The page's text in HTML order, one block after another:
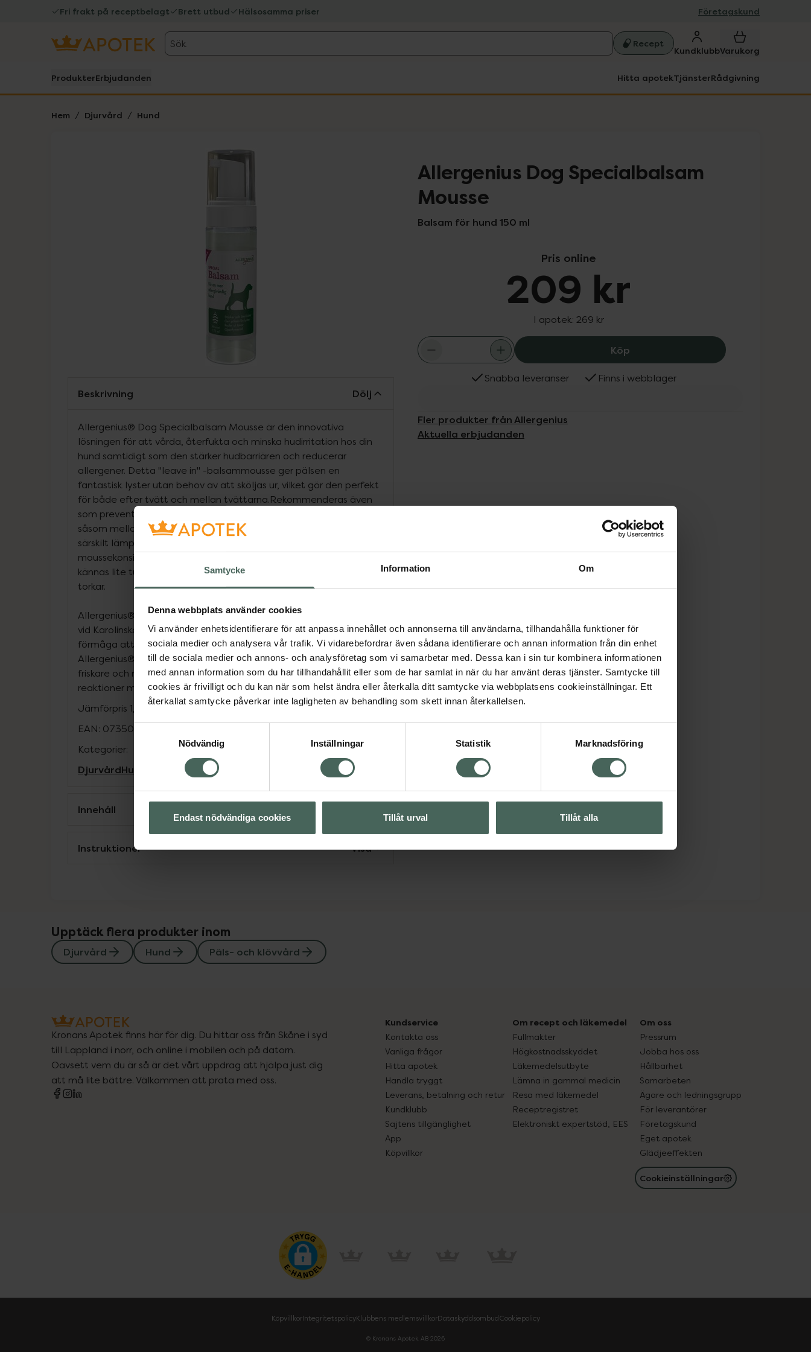
Samtycke Information Om
Denna webbplats använder cookies
Vi använder enhetsidentifierare för att anpassa innehållet och annonserna till användarna, tillhandahålla funktioner för
sociala medier och analysera vår trafik. Vi vidarebefordrar även sådana identifierare och annan information från din enhet
till de sociala medier och annons- och analysföretag som vi samarbetar med. Dessa kan i sin tur kombinera informationen
med annan information som du har tillhandahållit eller som de har samlat in när du har använt deras tjänster. Samtycke till
cookies är frivilligt och du kan när som helst ändra eller återkalla ditt samtycke via webbplatsens cookieinställningar. Ett
återkallat samtycke påverkar inte lagligheten av behandling som skett innan återkallelsen.
Nödvändig
Inställningar Statistik Marknadsföring
Endast nödvändiga cookies Tillåt urval Tillåt alla
Fri frakt på receptbelagt Brett utbud Hälsosamma priser Företagskund
Sök Recept
KundklubbVarukorg
ProdukterErbjudanden Hitta apotekTjänsterRådgivning
Hem Djurvård Hund
Allergenius Dog Specialbalsam
Mousse
Balsam för hund 150 ml
Pris online
209 kr
I apotek: 269 kr
Köp Allergenius Dog Specialbalsam
Snabba leveranser Finns i webblager
Fler produkter från Allergenius
Aktuella erbjudanden
Beskrivning Dölj
Allergenius® Dog Specialbalsam Mousse är den innovativa
lösningen för att vårda, återfukta och minska hudirritation hos din
hund samtidigt som den stärker hudbarriären och reducerar
allergener. Detta "leave in" -balsammousse ger pälsen en
fantastisk lyster utan behov av att sköljas ur, vilket gör den perfekt
för både efter tvätt och mellan tvättarna.Rekommenderas även
som preventiv åtgärd på platser där hunden lätt får irriterad hud,
såsom mellan tårna. Allergenius® Dog Specialbalsam Mousse är
särskilt lämplig för mindre hundar eller de som föredrar en
moussekonsistens framför spray. Vid applicering kan vissa pälsar
kännas lite tunga eller klibbiga, men detta försvinner när pälsen
torkar.
Allergenius® Dog Specialbalsam Mousse är framtaget av forskare
vid Karolinska Institutet och tillverkat här i Sverige. Med dess
förmåga att bidra till att reda ut tovor på ett naturligt sätt, låter
Allergenius® Dog Specialbalsam Mousse din hund njuta av en
friskare och mer glänsande päls samtidigt som risken för allergiska
reaktioner minskar.
Jämförpris 1,70 kr/ml
EAN: 07350086150032
Kategorier:
DjurvårdHund Päls- och klövvård
Innehåll
Instruktioner Visa
Upptäck flera produkter inom
Djurvård Hund Päls- och klövvård
Kronans Apotek finns här för dig. Du hittar oss från Skåne i syd
till Lappland i norr, och online i mobilen och på datorn.
Oavsett vem du är så är det vårt uppdrag att hjälpa just dig
att må lite bättre. Välkommen att prata med oss.
Kundservice
Kontakta oss
Vanliga frågor
Hitta apotek
Handla tryggt
Leverans, betalning och retur
Kundklubb
Sajtens tillgänglighet
App
Köpvillkor
Om recept och läkemedel
Fullmakter
Högkostnadsskyddet
Läkemedelsutbyte
Lämna in gammal medicin
Resa med läkemedel
Receptregistret
Elektroniskt expertstöd, EES
Om oss
Pressrum
Jobba hos oss
Hållbarhet
Samarbeten
Ägare och ledningsgrupp
För leverantörer
Företagskund
Eget apotek
Glädjeeffekten
Cookieinställningar
KöpvillkorIntegritetspolicyKlubbens medlemsvillkorDataskyddsombudCookiepolicy
© Kronans Apotek AB 2026